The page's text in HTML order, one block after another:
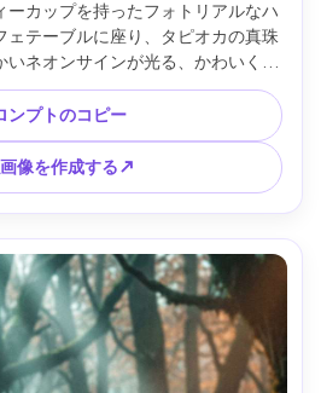
ーカップを持ったフォトリアルなハ
ェテーブルに座り、タピオカの真珠
いネオンサインが光る、かわいくて
フイルムGFX100S 80mmで撮影、
が鋭く、ハイライトが温かい、ライ
商品風構図 --ar 4:5
ンプトのコピー
像を作成する↗